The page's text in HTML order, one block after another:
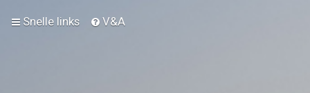
Snelle links V&A